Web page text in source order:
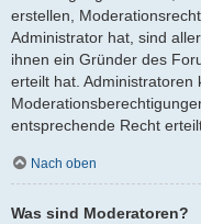
erstellen,
Administrator hat, sind
ihnen ein Gründer des
erteilt hat. Administratoren
entsprechende Recht
Nach oben
Was sind Moderatoren?